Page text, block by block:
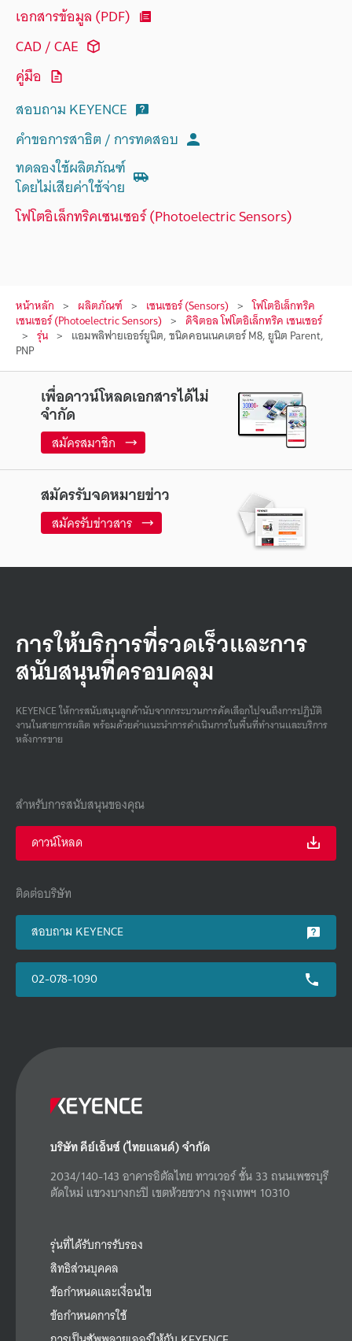
เอกสารข้อมูล (PDF)
CAD / CAE
คู่มือ
สอบถาม KEYENCE
คำขอการสาธิต / การทดสอบ
ทดลองใช้ผลิตภัณฑ์
โดยไม่เสียค่าใช้จ่าย
โฟโตอิเล็กทริคเซนเซอร์ (Photoelectric Sensors)
หน้าหลัก ผลิตภัณฑ์ เซนเซอร์ (Sensors) โฟโตอิเล็กทริค
เซนเซอร์ (Photoelectric Sensors) ดิจิตอล โฟโตอิเล็กทริค เซนเซอร์
รุ่น แอมพลิฟายเออร์ยูนิต, ชนิดคอนเนคเตอร์ M8, ยูนิต Parent,
PNP
เพื่อดาวน์โหลดเอกสารได้ไม่
จำกัด
สมัครสมาชิก
สมัครรับจดหมายข่าว
สมัครรับข่าวสาร
การให้บริการที่รวดเร็วและการ
สนับสนุนที่ครอบคลุม
KEYENCE ให้การสนับสนุนลูกค้านับจากกระบวนการคัดเลือกไปจนถึงการปฏิบัติ
งานในสายการผลิต พร้อมด้วยคําแนะนําการดําเนินการในพื้นที่ทํางานและบริการ
หลังการขาย
สำหรับการสนับสนุนของคุณ
ดาวน์โหลด
ติดต่อบริษัท
สอบถาม KEYENCE
02-078-1090
บริษัท คีย์เอ็นซ์ (ไทยแลนด์) จำกัด
2034/140-143 อาคารอิตัลไทย ทาวเวอร์ ชั้น 33 ถนนเพชรบุรี
ตัดใหม่ แขวงบางกะปิ เขตห้วยขวาง กรุงเทพฯ 10310
รุ่นที่ได้รับการรับรอง
สิทธิส่วนบุคคล
ข้อกำหนดและเงื่อนไข
ข้อกำหนดการใช้